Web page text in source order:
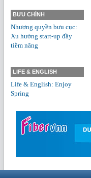
BƯU CHÍNH
Nhượng quyền bưu cục:
Xu hướng start-up đầy
tiềm năng
LIFE & ENGLISH
Life & English: Enjoy
Spring